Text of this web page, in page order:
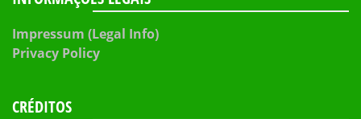
Impressum (Legal Info)
Privacy Policy
CRÉDITOS